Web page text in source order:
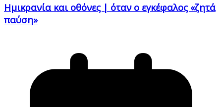
Ημικρανία και οθόνες | όταν ο εγκέφαλος «ζητά
παύση»